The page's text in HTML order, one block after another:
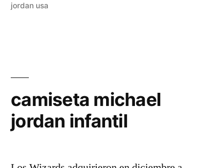
jordan usa
camiseta michael
jordan infantil